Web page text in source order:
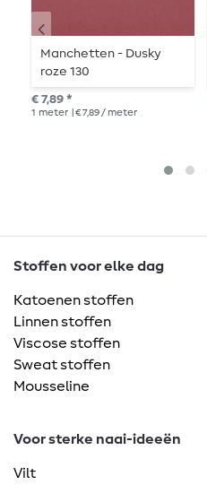
Manchetten - Dusky
roze 130
€ 7,89 *
1 meter | € 7,89 / meter
Stoffen voor elke dag
Katoenen stoffen
Linnen stoffen
Viscose stoffen
Sweat stoffen
Mousseline
Voor sterke naai-ideeën
Vilt